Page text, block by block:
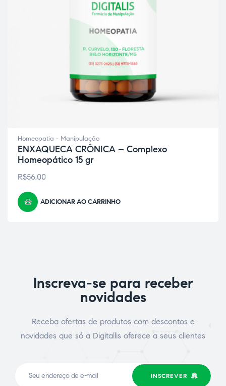
Homeopatia - Manipulação
ENXAQUECA CRÔNICA – Complexo
Homeopático 15 gr
R$56,00
ADICIONAR AO CARRINHO
Inscreva-se para receber
novidades
Receba ofertas de produtos com descontos e
novidades que só a Digitallis oferece a seus clientes
INSCREVER